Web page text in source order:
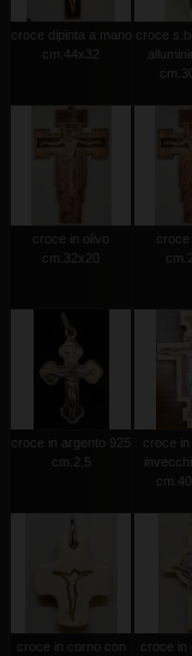
croce dipinta a mano
cm.44x32
croce
croce in olivo
cm.32x20
croce
croce in argento 925
cm.2,5
croce
croce in corno con
croce in